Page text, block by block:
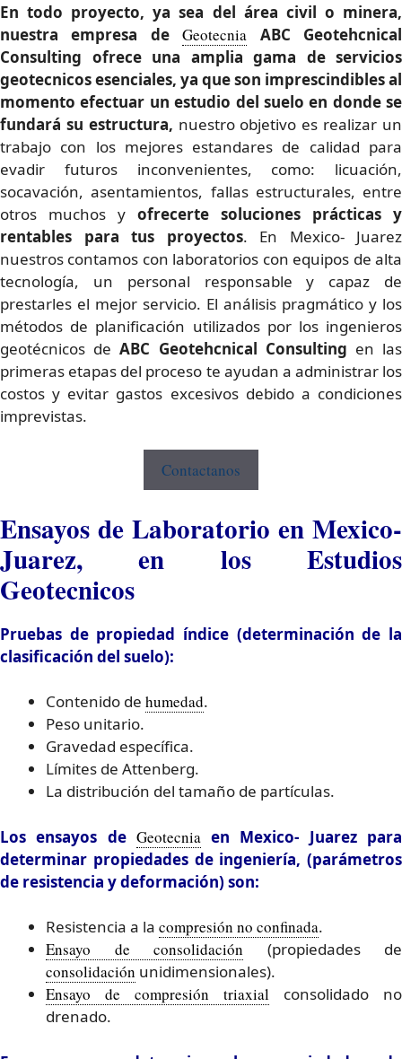
En todo proyecto, ya sea del área civil o minera,
nuestra empresa deGeotecnia ABC Geotehcnical
Consulting ofrece una amplia gama de servicios
geotecnicos esenciales, ya que son imprescindibles al
momento efectuar un estudio del suelo en donde se
fundará su estructura, nuestro objetivo es realizar un
trabajo con los mejores estandares de calidad para
evadir futuros inconvenientes, como: licuación,
socavación, asentamientos, fallas estructurales, entre
otros muchos y ofrecerte soluciones prácticas y
rentables para tus proyectos. En Mexico- Juarez
nuestros contamos con laboratorios con equipos de alta
tecnología, un personal responsable y capaz de
prestarles el mejor servicio. El análisis pragmático y los
métodos de planificación utilizados por los ingenieros
geotécnicos deABC Geotehcnical Consulting en las
primeras etapas del proceso te ayudan a administrar los
costos y evitar gastos excesivos debido a condiciones
imprevistas.
Contactanos
Ensayos de Laboratorio en Mexico-
Juarez, en los Estudios
Geotecnicos
Pruebas de propiedad índice (determinación de la
clasificación del suelo):
Contenido de humedad.
Peso unitario.
Gravedad específica.
Límites de Attenberg.
La distribución del tamaño de partículas.
Los ensayos de Geotecnia en Mexico- Juarez para
determinar propiedades de ingeniería, (parámetros
de resistencia y deformación) son:
Resistencia a la compresión no confinada.
Ensayo de consolidación (propiedades de
consolidación unidimensionales).
Ensayo de compresión triaxial consolidado no
drenado.